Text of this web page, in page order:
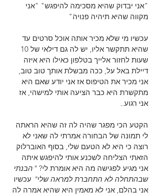
"אני יבדוק שהיא מסכימה להיפגש" "אני
מקווה שהיא תיהיה פנויה"
עכשיו מי שלא מכיר אותה אוכל סרטים עד
שעות לחזור אלייך בטלפון כאילו היא איזה
דיילת באל על, ככה מבשלת אותך טוב טוב,
אני מכיר את הטיפוס אז אני יודע שאם היא
מתקשרת היא כבר הציעה אותי למישהי, אז
אני רגוע..
הקטע הכי מפגר שהיה לה זה שהיא הראתה
לי תמונה של הבחורה אמרתי לה שאני לא
רוצה כי היא לא הטעם שלי, בסוף האוברלוק
הזאתי הצליחה לשכנע אותי להיפגש איתה
אני מגיע לפגישה מה היא אומרת לי? "הבנתי
שבהתחלה לא התחברת למראה שלי" עכשיו
אני בהלם, אני לא מאמין היא שהיא אמרה לה